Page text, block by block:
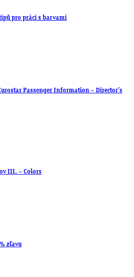
pro práci s barvami
Passenger Information – Director’s
III. – Colors
zľavu